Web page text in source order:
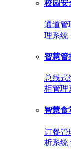
校园安
通道管
理系统
智慧管
总线式
柜管理
智慧食
订餐管
析系统